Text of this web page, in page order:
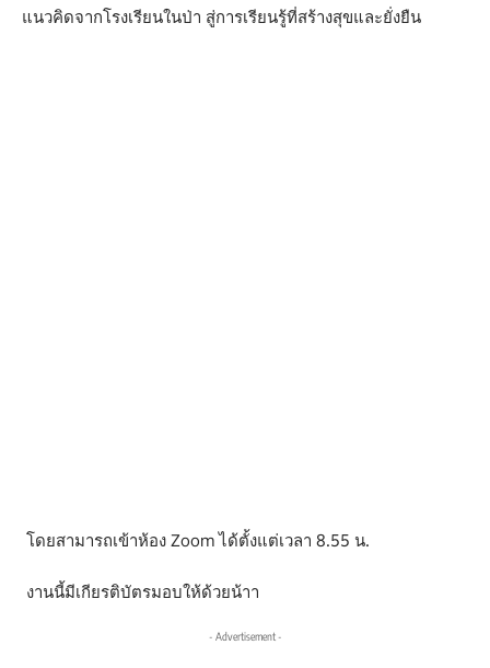
แนวคิดจากโรงเรียนในป่า สู่การเรียนรู้ที่สร้างสุขและยั่งยืน
โดยสามารถเข้าห้อง Zoom ได้ตั้งแต่เวลา 8.55 น.
งานนี้มีเกียรติบัตรมอบให้ด้วยน้าา
- Advertisement -